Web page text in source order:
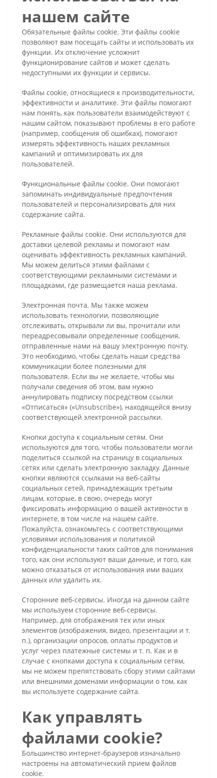
нашем сайте
Обязательные файлы cookie. Эти файлы cookie
позволяют вам посещать сайты и использовать их
функции. Их отключение усложнит
функционирование сайтов и может сделать
недоступными их функции и сервисы.
Файлы cookie, относящиеся к производительности,
эффективности и аналитике. Эти файлы помогают
нам понять, как пользователи взаимодействуют с
нашим сайтом, показывают проблемы в его работе
(например, сообщения об ошибках), помогают
измерять эффективность наших рекламных
кампаний и оптимизировать их для
пользователей.
Функциональные файлы cookie. Они помогают
запоминать индивидуальные предпочтения
пользователей и персонализировать для них
содержание сайта.
Рекламные файлы cookie. Они используются для
доставки целевой рекламы и помогают нам
оценивать эффективность рекламных кампаний.
Мы можем делиться этими файлами с
соответствующими рекламными системами и
площадками, где размещается наша реклама.
Электронная почта. Мы также можем
использовать технологии, позволяющие
отслеживать, открывали ли вы, прочитали или
переадресовывали определенные сообщения,
отправленные нами на вашу электронную почту.
Это необходимо, чтобы сделать наши средства
коммуникации более полезными для
пользователя. Если вы не желаете, чтобы мы
получали сведения об этом, вам нужно
аннулировать подписку посредством ссылки
«Отписаться» («Unsubscribe»), находящейся внизу
соответствующей электронной рассылки.
Кнопки доступа к социальным сетям. Они
используются для того, чтобы пользователи могли
поделиться ссылкой на страницу в социальных
сетях или сделать электронную закладку. Данные
кнопки являются ссылками на веб-сайты
социальных сетей, принадлежащих третьим
лицам, которые, в свою, очередь могут
фиксировать информацию о вашей активности в
интернете, в том числе на нашем сайте.
Пожалуйста, ознакомьтесь с соответствующими
условиями использования и политикой
конфиденциальности таких сайтов для понимания
того, как они используют ваши данные, и того, как
можно отказаться от использования ими ваших
данных или удалить их.
Сторонние веб-сервисы. Иногда на данном сайте
мы используем сторонние веб-сервисы.
Например, для отображения тех или иных
элементов (изображения, видео, презентации и т.
п.), организации опросов, оплаты продуктов и
услуг через платежные системы и т. п. Как и в
случае с кнопками доступа к социальным сетям,
мы не можем препятствовать сбору этими сайтами
или внешними доменами информации о том, как
вы используете содержание сайта.
Как управлять
файлами cookie?
Большинство интернет-браузеров изначально
настроены на автоматический прием файлов
cookie.